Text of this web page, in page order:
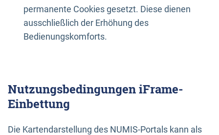
permanente Cookies gesetzt. Diese dienen
ausschließlich der Erhöhung des
Bedienungskomforts.
Nutzungsbedingungen iFrame-
Einbettung
Die Kartendarstellung des NUMIS-Portals kann als